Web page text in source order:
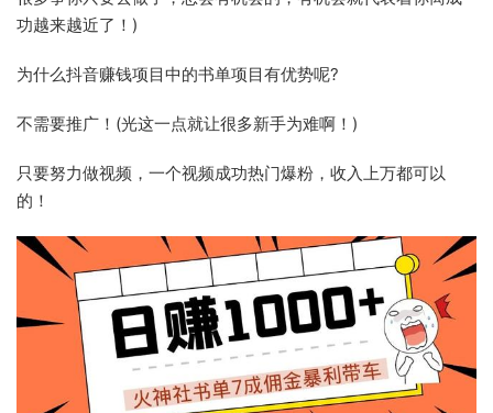
功越来越近了！)
为什么抖音赚钱项目中的书单项目有优势呢?
不需要推广！(光这一点就让很多新手为难啊！)
只要努力做视频，一个视频成功热门爆粉，收入上万都可以
的！